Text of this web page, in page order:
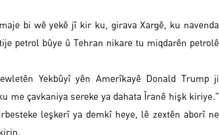
bi wê yekê jî kir ku, girava Xargê, ku navenda
petrol bûye û Tehran nikare tu miqdarên petrolê
Yekbûyî yên Amerîkayê Donald Trump ji
me çavkaniya sereke ya dahata Îranê hişk kiriye."
leşkerî ya demkî heye, lê zextên aborî ne